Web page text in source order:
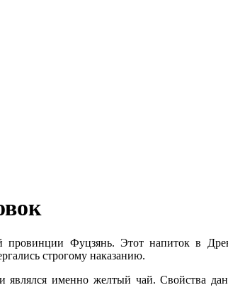
провинции Фуцзянь. Этот напиток в
строгому наказанию.
именно желтый чай. Свойства